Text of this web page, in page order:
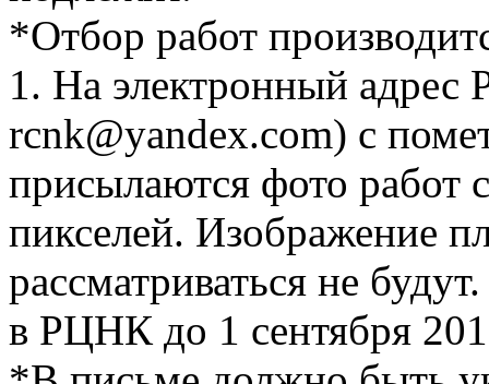
*Отбор работ
1. На электронный
rcnk@yandex.com) с
присылаются фото работ
пикселей. Изображение
рассматриваться не
в РЦНК до 1 сентября